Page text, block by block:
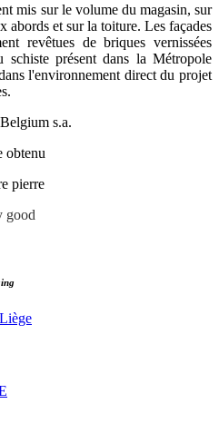
mis sur le volume du magasin, sur
abords et sur la toiture. Les façades
revêtues de briques vernissées
schiste présent dans la Métropole
l'environnement direct du projet
s.a.
obtenu
pierre
good